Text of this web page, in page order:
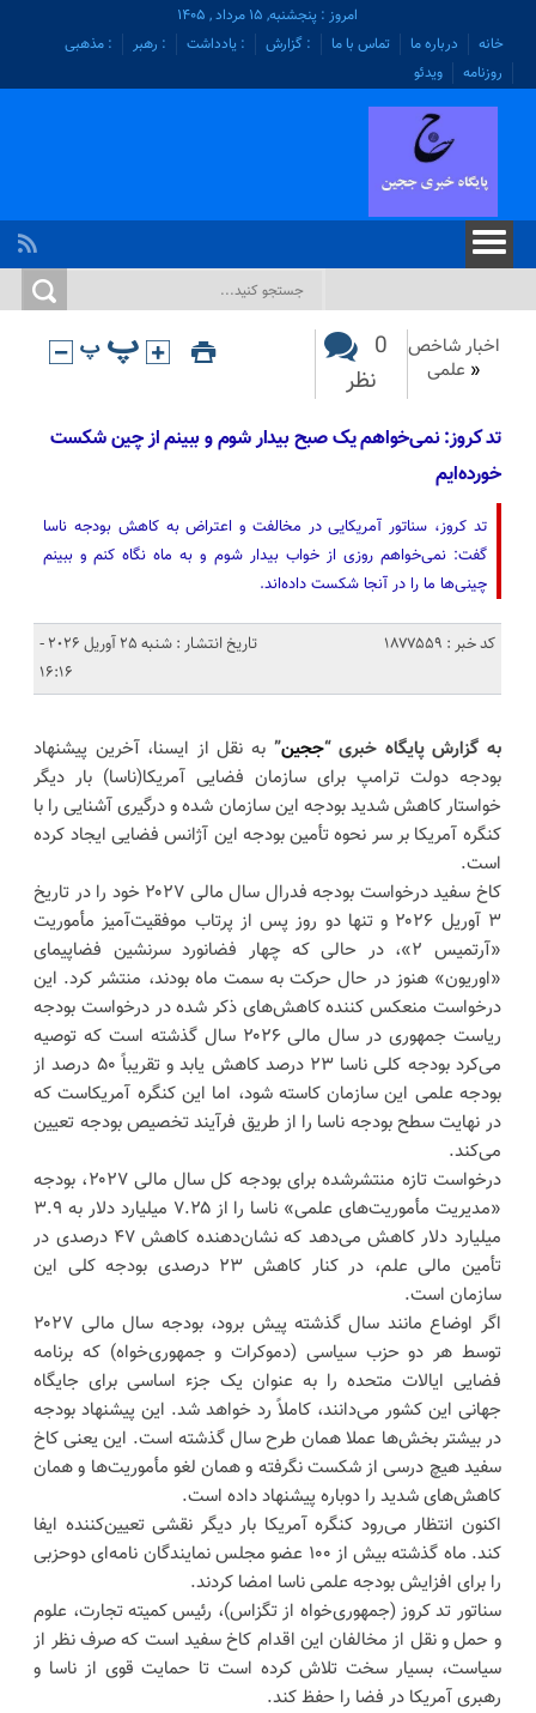
امروز : پنجشنبه, ۱۵ مرداد , ۱۴۰۵
خانه
درباره ما تماس با ما : گزارش : یادداشت : رهبر
: مذهبی
روزنامه
ویدئو
اخبار شاخص
« علمی
0
نظر
تد کروز: نمی‌خواهم یک صبح بیدار شوم و ببینم از چین شکست
خورده‌ایم
تد کروز، سناتور آمریکایی در مخالفت و اعتراض به کاهش بودجه ناسا
گفت: نمی‌خواهم روزی از خواب بیدار شوم و به ماه نگاه کنم و ببینم
چینی‌ها ما را در آنجا شکست داده‌اند.
کد خبر : 1877559
تاریخ انتشار : شنبه 25 آوریل 2026 -
16:16
به گزارش پایگاه خبری “ججین” به نقل از ایسنا، آخرین پیشنهاد
بودجه دولت ترامپ برای سازمان فضایی آمریکا(ناسا) بار دیگر
خواستار کاهش شدید بودجه این سازمان شده و درگیری آشنایی را با
کنگره آمریکا بر سر نحوه تأمین بودجه این آژانس فضایی ایجاد کرده
است.
کاخ سفید درخواست بودجه فدرال سال مالی ۲۰۲۷ خود را در تاریخ
۳ آوریل ۲۰۲۶ و تنها دو روز پس از پرتاب موفقیت‌آمیز مأموریت
«آرتمیس ۲»، در حالی که چهار فضانورد سرنشین فضاپیمای
«اوریون» هنوز در حال حرکت به سمت ماه بودند، منتشر کرد. این
درخواست منعکس کننده کاهش‌های ذکر شده در درخواست بودجه
ریاست جمهوری در سال مالی ۲۰۲۶ سال گذشته است که توصیه
می‌کرد بودجه کلی ناسا ۲۳ درصد کاهش یابد و تقریباً ۵۰ درصد از
بودجه علمی این سازمان کاسته شود، اما این کنگره آمریکاست که
در نهایت سطح بودجه ناسا را ​​از طریق فرآیند تخصیص بودجه تعیین
می‌کند.
درخواست تازه منتشرشده برای بودجه کل سال مالی ۲۰۲۷، بودجه
«مدیریت مأموریت‌های علمی» ناسا را از ۷.۲۵ میلیارد دلار به ۳.۹
میلیارد دلار کاهش می‌دهد که نشان‌دهنده کاهش ۴۷ درصدی در
تأمین مالی علم، در کنار کاهش ۲۳ درصدی بودجه کلی این
سازمان است.
اگر اوضاع مانند سال گذشته پیش برود، بودجه سال مالی ۲۰۲۷
توسط هر دو حزب سیاسی (دموکرات و جمهوری‌خواه) که برنامه
فضایی ایالات متحده را به عنوان یک جزء اساسی برای جایگاه
جهانی این کشور می‌دانند، کاملاً رد خواهد شد. این پیشنهاد بودجه
در بیشتر بخش‌ها عملا همان طرح سال گذشته است. این یعنی کاخ
سفید هیچ درسی از شکست نگرفته و همان لغو مأموریت‌ها و همان
کاهش‌های شدید را دوباره پیشنهاد داده‌ است.
اکنون انتظار می‌رود کنگره آمریکا بار دیگر نقشی تعیین‌کننده ایفا
کند. ماه گذشته بیش از ۱۰۰ عضو مجلس نمایندگان نامه‌ای دوحزبی
را برای افزایش بودجه علمی ناسا امضا کردند.
سناتور تد کروز (جمهوری‌خواه از تگزاس)، رئیس کمیته تجارت، علوم
و حمل و نقل از مخالفان این اقدام کاخ سفید است که صرف نظر از
سیاست، بسیار سخت تلاش کرده است تا حمایت قوی از ناسا و
رهبری آمریکا در فضا را حفظ کند.